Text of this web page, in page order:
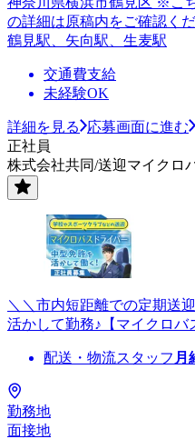
の詳細は原稿内をご確認くだ
鶴見駅、矢向駅、生麦駅
交通費支給
未経験OK
詳細を見る
応募画面に進む
正社員
株式会社共同/送迎マイクロ
＼＼市内短距離での定期送
活かして勤務♪【マイクロバ
配送・物流スタッフ 月
勤務地
面接地